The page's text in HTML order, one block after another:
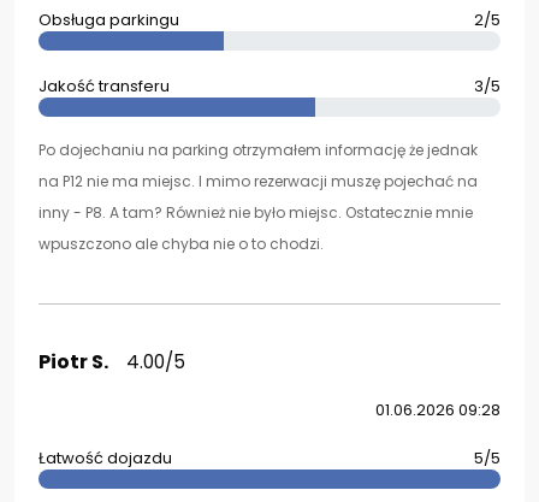
Obsługa parkingu 2/5
Jakość transferu 3/5
Po dojechaniu na parking otrzymałem informację że jednak
na P12 nie ma miejsc. I mimo rezerwacji muszę pojechać na
inny - P8. A tam? Również nie było miejsc. Ostatecznie mnie
wpuszczono ale chyba nie o to chodzi.
Piotr S. 4.00/5
01.06.2026 09:28
Łatwość dojazdu 5/5